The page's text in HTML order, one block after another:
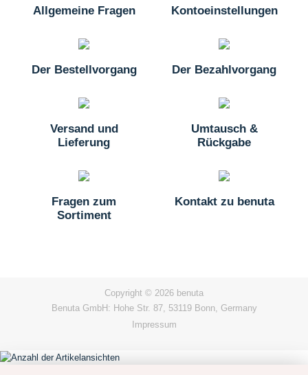
Allgemeine Fragen Kontoeinstellungen
Der Bestellvorgang Der Bezahlvorgang
Versand und
Lieferung
Umtausch &
Rückgabe
Fragen zum
Sortiment
Kontakt zu benuta
Copyright © 2026 benuta
Benuta GmbH: Hohe Str. 87, 53119 Bonn, Germany
Impressum